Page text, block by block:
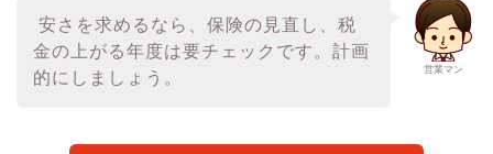
営業マン
安さを求めるなら、保険の見直し、税
金の上がる年度は要チェックです。計画
的にしましょう。